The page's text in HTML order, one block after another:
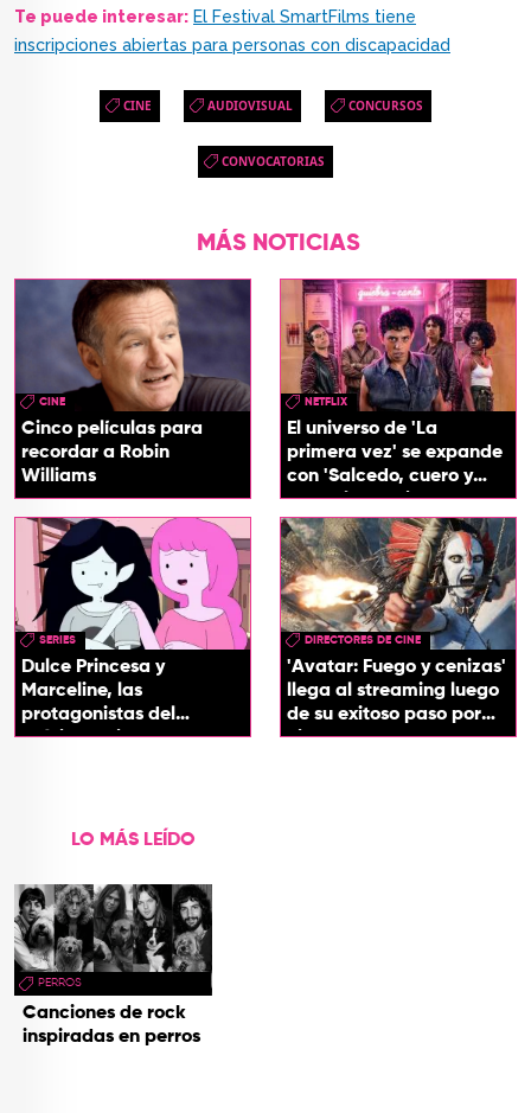
Te puede interesar: El Festival SmartFilms tiene
inscripciones abiertas para personas con discapacidad
CINE AUDIOVISUAL CONCURSOS
CONVOCATORIAS
MÁS NOTICIAS
CINE
Cinco películas para
recordar a Robin
Williams
NETFLIX
El universo de 'La
primera vez' se expande
con 'Salcedo, cuero y
boogaloo', spin off
SERIES
Dulce Princesa y
Marceline, las
protagonistas del
próximo spin-off de 'Hora
DIRECTORES DE CINE
'Avatar: Fuego y cenizas'
llega al streaming luego
de su exitoso paso por
cines
LO MÁS LEÍDO
PERROS
Canciones de rock
inspiradas en perros